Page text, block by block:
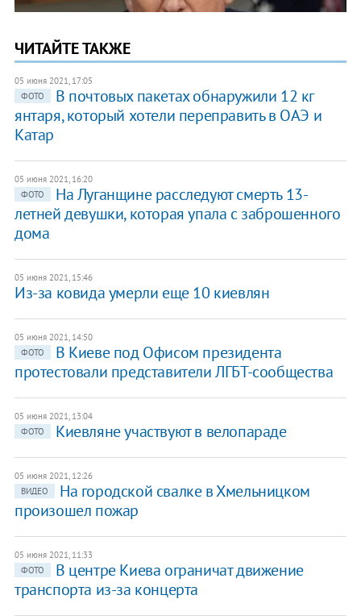
ЧИТАЙТЕ ТАКЖЕ
05 июня 2021, 17:05
ФОТО
В почтовых пакетах обнаружили 12 кг
янтаря, который хотели переправить в ОАЭ и
Катар
05 июня 2021, 16:20
ФОТО
На Луганщине расследуют смерть 13-
летней девушки, которая упала с заброшенного
дома
05 июня 2021, 15:46
Из-за ковида умерли еще 10 киевлян
05 июня 2021, 14:50
ФОТО
В Киеве под Офисом президента
протестовали представители ЛГБТ-сообщества
05 июня 2021, 13:04
ФОТО
Киевляне участвуют в велопараде
05 июня 2021, 12:26
ВИДЕО
На городской свалке в Хмельницком
произошел пожар
05 июня 2021, 11:33
ФОТО
В центре Киева ограничат движение
транспорта из-за концерта